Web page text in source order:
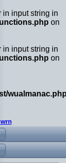
in input string in
on
in input string in
on
wrn